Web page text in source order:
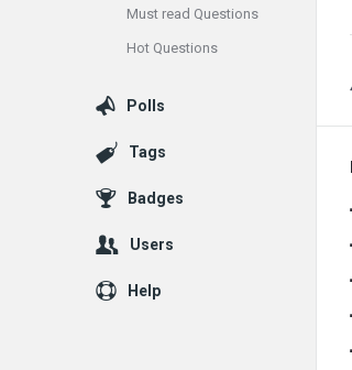
Must read Questions
Hot Questions
Polls
Tags
Badges
Users
Help